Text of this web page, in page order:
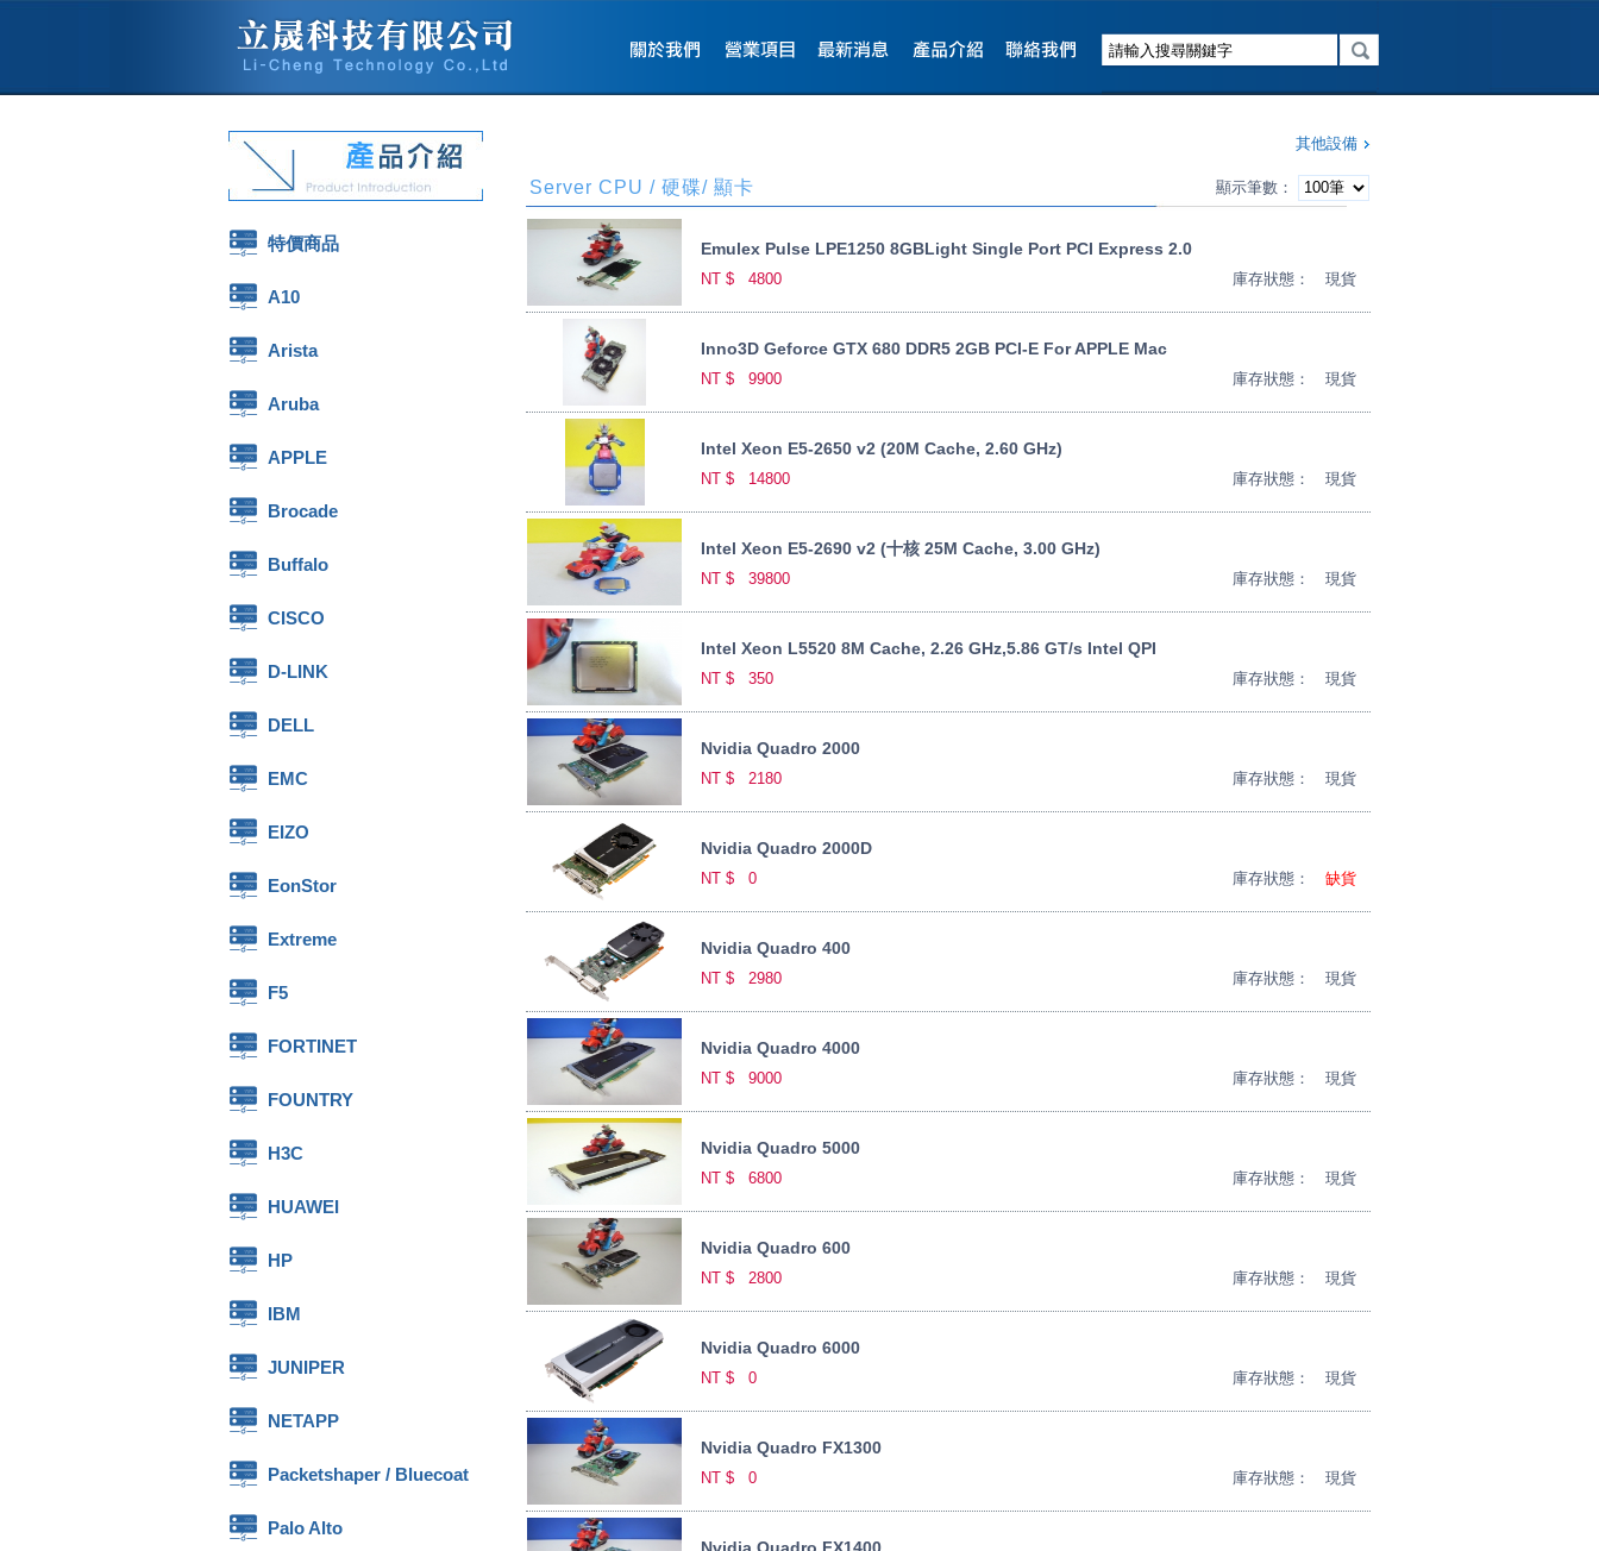
特價商品
A10
Arista
Aruba
APPLE
Brocade
Buffalo
CISCO
D-LINK
DELL
EMC
EIZO
EonStor
Extreme
F5
FORTINET
FOUNTRY
H3C
HUAWEI
HP
IBM
JUNIPER
NETAPP
Packetshaper / Bluecoat
Palo Alto
其他設備
Server CPU / 硬碟/ 顯卡 顯示筆數：
Emulex Pulse LPE1250 8GBLight Single Port PCI Express 2.0
NT $ 4800 庫存狀態： 現貨
Inno3D Geforce GTX 680 DDR5 2GB PCI-E For APPLE Mac
NT $ 9900 庫存狀態： 現貨
Intel Xeon E5-2650 v2 (20M Cache, 2.60 GHz)
NT $ 14800 庫存狀態： 現貨
Intel Xeon E5-2690 v2 (十核 25M Cache, 3.00 GHz)
NT $ 39800 庫存狀態： 現貨
Intel Xeon L5520 8M Cache, 2.26 GHz,5.86 GT/s Intel QPI
NT $ 350 庫存狀態： 現貨
Nvidia Quadro 2000
NT $ 2180 庫存狀態： 現貨
Nvidia Quadro 2000D
NT $ 0 庫存狀態： 缺貨
Nvidia Quadro 400
NT $ 2980 庫存狀態： 現貨
Nvidia Quadro 4000
NT $ 9000 庫存狀態： 現貨
Nvidia Quadro 5000
NT $ 6800 庫存狀態： 現貨
Nvidia Quadro 600
NT $ 2800 庫存狀態： 現貨
Nvidia Quadro 6000
NT $ 0 庫存狀態： 現貨
Nvidia Quadro FX1300
NT $ 0 庫存狀態： 現貨